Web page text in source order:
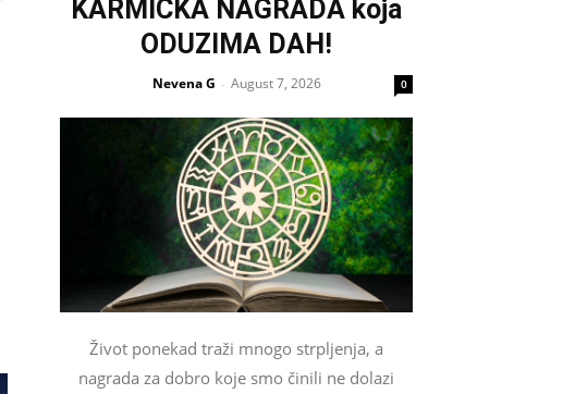
KARMIČKA NAGRADA koja
ODUZIMA DAH!
Nevena G - August 7, 2026 0
Život ponekad traži mnogo strpljenja, a
nagrada za dobro koje smo činili ne dolazi